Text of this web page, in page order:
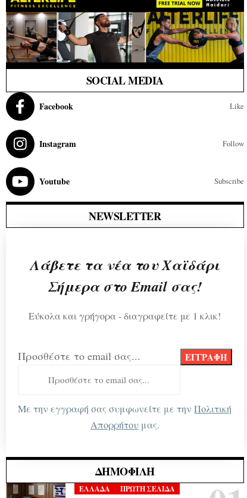
SOCIAL MEDIA
Facebook Like
Instagram Follow
Youtube Subscribe
NEWSLETTER
Λάβετε τα νέα του Χαϊδάρι
Σήμερα στο Email σας!
Εύκολα και γρήγορα - διαγραφείτε με 1 κλικ!
Προσθέστε το email σας...
Με την εγγραφή σας συμφωνείτε με τηνΠολιτική
Απορρήτουμας.
ΔΗΜΟΦΙΛΉ
ΕΛΛΑΔΑ ΠΡΩΤΗ ΣΕΛΙΔΑ